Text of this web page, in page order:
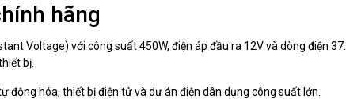
hãng
Voltage) với công suất 450W, điện áp đầu ra 12V và dòng điện
bị.
động hóa, thiết bị điện tử và dự án điện dân dụng công suất lớn.